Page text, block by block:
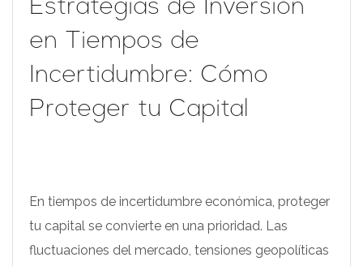
Estrategias de Inversión
en Tiempos de
Incertidumbre: Cómo
Proteger tu Capital
En tiempos de incertidumbre económica, proteger
tu capital se convierte en una prioridad. Las
fluctuaciones del mercado, tensiones geopolíticas